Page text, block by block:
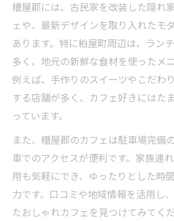
糟屋郡には、古民家を改装した隠れ
ェや、最新デザインを取り入れたモ
あります。特に粕屋町周辺は、ラン
多く、地元の新鮮な食材を使ったメ
例えば、手作りのスイーツやこだわ
する店舗が多く、カフェ好きにはた
っています。
また、糟屋郡のカフェは駐車場完備
車でのアクセスが便利です。家族連
用も気軽にでき、ゆったりとした時
力です。口コミや地域情報を活用し
たおしゃれカフェを見つけてみてくだ